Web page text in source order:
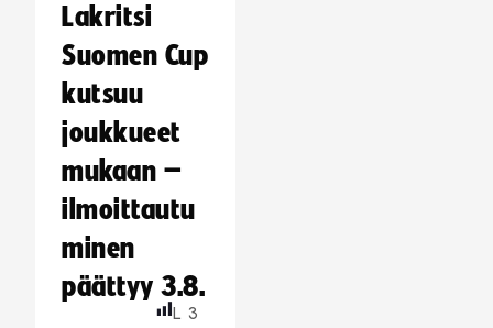
Lakritsi
Suomen Cup
kutsuu
joukkueet
mukaan –
ilmoittautu
minen
päättyy 3.8.
L 3